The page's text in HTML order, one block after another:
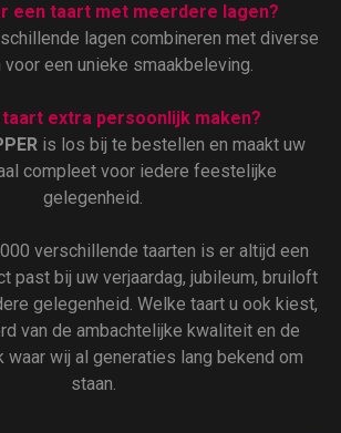
een taart met meerdere lagen?
lagen combineren met diverse
voor een unieke smaakbeleving.
taart extra persoonlijk maken?
is los bij te bestellen en maakt uw
compleet voor iedere feestelijke
gelegenheid.
verschillende taarten is er altijd een
past bij uw verjaardag, jubileum, bruiloft
gelegenheid. Welke taart u ook kiest,
van de ambachtelijke kwaliteit en de
waar wij al generaties lang bekend om
staan.